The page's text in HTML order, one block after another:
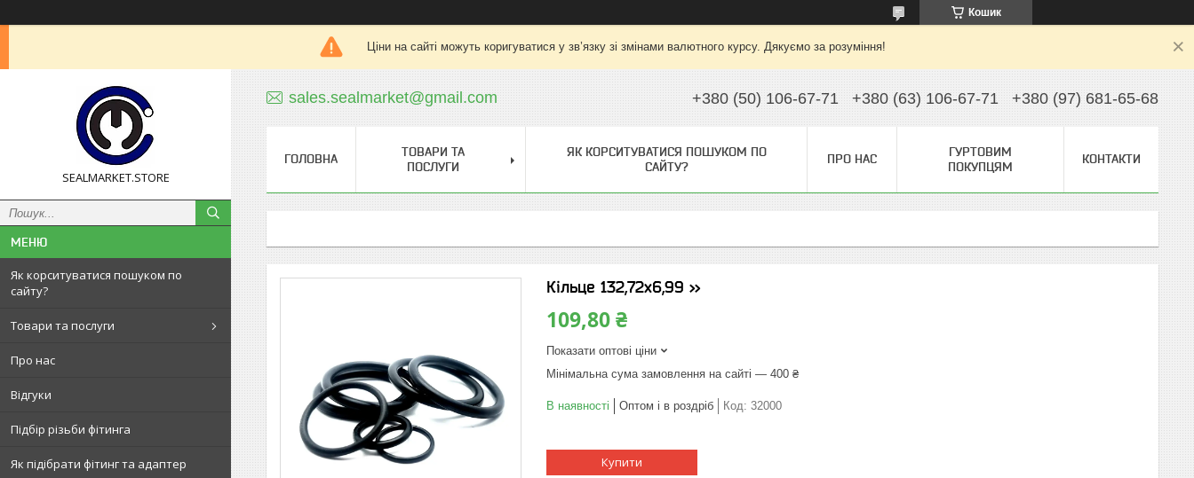
Кошик
Ціни на сайті можуть коригуватися у зв’язку зі змінами валютного курсу. Дякуємо за розуміння!
SEALMARKET.STORE
Як корситуватися пошуком по
сайту?
Товари та послуги
Про нас
Відгуки
Підбір різьби фітинга
Як підібрати фітинг та адаптер
sales.sealmarket@gmail.com +380 (50) 106-67-71 +380 (63) 106-67-71 +380 (97) 681-65-68
ГОЛОВНА
ТОВАРИ ТА
ПОСЛУГИ
ЯК КОРСИТУВАТИСЯ ПОШУКОМ ПО
САЙТУ?
ПРО НАС
ГУРТОВИМ
ПОКУПЦЯМ
КОНТАКТИ
Кільце 132,72х6,99 >>
109,80 ₴
Показати оптові ціни
Мінімальна сума замовлення на сайті — 400 ₴
В наявності Оптом і в роздріб Код: 32000
Купити